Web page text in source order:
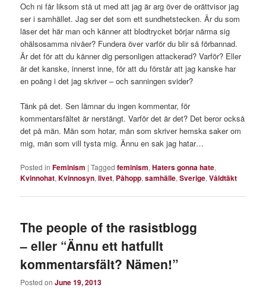
Och ni får liksom stå ut med att jag är arg över de orättvisor jag
ser i samhället. Jag ser det som ett sundhetstecken. Är du som
läser det här man och känner att blodtrycket börjar närma sig
ohälsosamma nivåer? Fundera över varför du blir så förbannad.
Är det för att du känner dig personligen attackerad? Varför? Eller
är det kanske, innerst inne, för att du förstår att jag kanske har
en poäng i det jag skriver – och sanningen svider?
Tänk på det. Sen lämnar du ingen kommentar, för
kommentarsfältet är nerstängt. Varför det är det? Det beror också
det på män. Män som hotar, män som skriver hemska saker om
mig, män som vill tysta mig. Ännu en sak jag hatar…
Posted in Feminism |Tagged feminism,Haters gonna hate,
Kvinnohat,Kvinnosyn,livet, Påhopp,samhälle,Sverige,Våldtäkt
The people of the rasistblogg
– eller “Ännu ett hatfullt
kommentarsfält? Nämen!”
Posted onJune 19, 2013